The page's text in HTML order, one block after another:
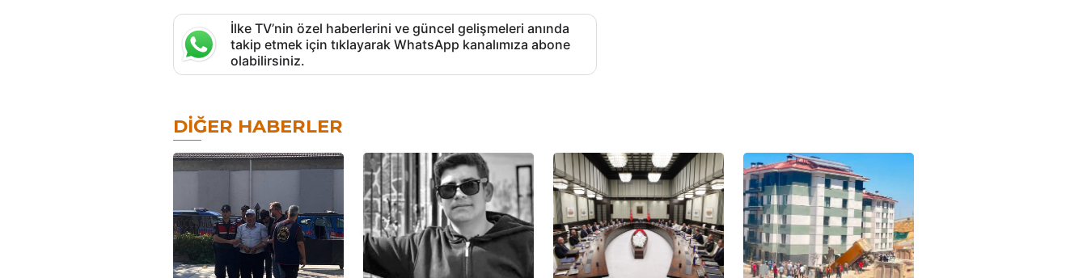
İlke TV’nin özel haberlerini ve güncel gelişmeleri anında
takip etmek için tıklayarak WhatsApp kanalımıza abone
olabilirsiniz.
DIĞER HABERLER